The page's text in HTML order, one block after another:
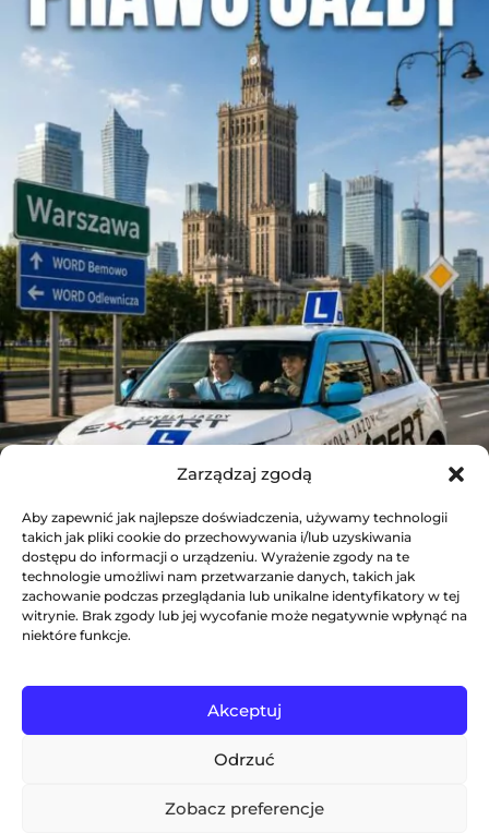
Zarządzaj zgodą
Aby zapewnić jak najlepsze doświadczenia, używamy technologii
takich jak pliki cookie do przechowywania i/lub uzyskiwania
dostępu do informacji o urządzeniu. Wyrażenie zgody na te
technologie umożliwi nam przetwarzanie danych, takich jak
zachowanie podczas przeglądania lub unikalne identyfikatory w tej
witrynie. Brak zgody lub jej wycofanie może negatywnie wpłynąć na
niektóre funkcje.
Akceptuj
Odrzuć
Zobacz preferencje